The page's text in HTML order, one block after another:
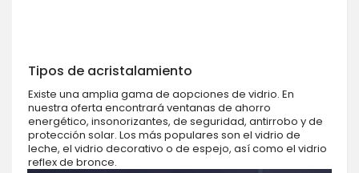
Tipos de acristalamiento
Existe una amplia gama de aopciones de vidrio. En
nuestra oferta encontrará ventanas de ahorro
energético, insonorizantes, de seguridad, antirrobo y de
protección solar. Los más populares son el vidrio de
leche, el vidrio decorativo o de espejo, así como el vidrio
reflex de bronce.